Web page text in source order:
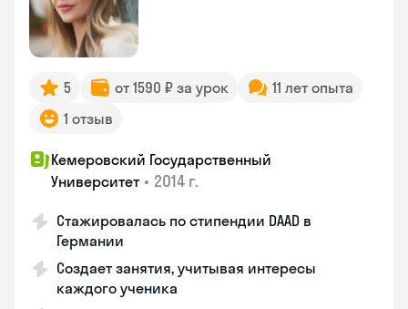
5 от 1590 ₽ за урок
11 лет опыта
1 отзыв
Кемеровский Государственный
Университет • 2014 г.
Стажировалась по стипендии DAAD в
Германии
Создает занятия, учитывая интересы
каждого ученика